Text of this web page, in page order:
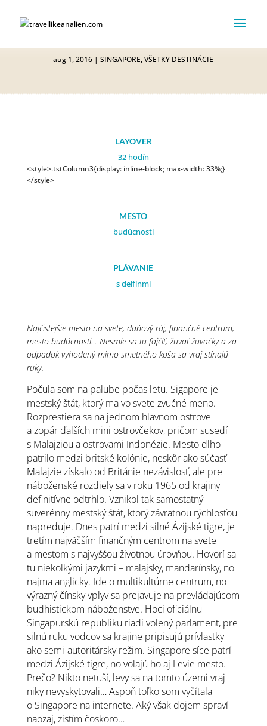
SINGAPORE #1
aug 1, 2016 |SINGAPORE,VŠETKY DESTINÁCIE
LAYOVER
32 hodín
<style>.tstColumn3{display: inline-block; max-width: 33%;}
</style>
MESTO
budúcnosti
PLÁVANIE
s delfínmi
Najčistejšie mesto na svete, daňový ráj, finančné centrum,
mesto budúcnosti… Nesmie sa tu fajčiť, žuvať žuvačky a za
odpadok vyhodený mimo smetného koša sa vraj stínajú
ruky.
Počula som na palube počas letu. Sigapore je
mestský štát, ktorý ma vo svete zvučné meno.
Rozprestiera sa na jednom hlavnom ostrove
a zopár ďalších mini ostrovčekov, pričom susedí
s Malajziou a ostrovami Indonézie. Mesto dlho
patrilo medzi britské kolónie, neskôr ako súčasť
Malajzie získalo od Británie nezávislosť, ale pre
náboženské rozdiely sa v roku 1965 od krajiny
definitívne odtrhlo. Vznikol tak samostatný
suverénny mestský štát, ktorý závratnou rýchlosťou
napreduje. Dnes patrí medzi silné Ázijské tigre, je
tretím najväčším finančným centrom na svete
a mestom s najvyššou životnou úrovňou. Hovorí sa
tu niekoľkými jazykmi – malajsky, mandarínsky, no
najmä anglicky. Ide o multikultúrne centrum, no
výrazný čínsky vplyv sa prejavuje na prevládajúcom
budhistickom náboženstve. Hoci oficiálnu
Singapurskú republiku riadi volený parlament, pre
silnú ruku vodcov sa krajine pripisujú prívlastky
ako semi-autoritársky režim. Singapore síce patrí
medzi Ázijské tigre, no volajú ho aj Levie mesto.
Prečo? Nikto netuší, levy sa na tomto územi vraj
niky nevyskytovali… Aspoň toľko som vyčítala
o Singapore na internete. Aký však dojem spraví
naozaj, zistím čoskoro…